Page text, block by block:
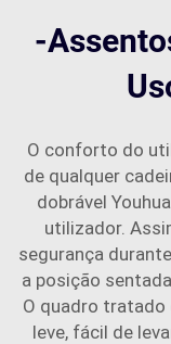
-
O conforto do
de qualquer
dobrável
utilizador.
segurança
a posição
O quadro tratado
leve, fácil de